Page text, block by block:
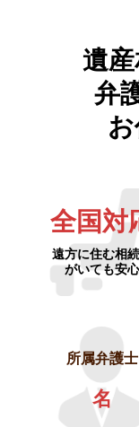
遺
弁
全国対
遠方に住む相
がいても安心
所属弁護士
名